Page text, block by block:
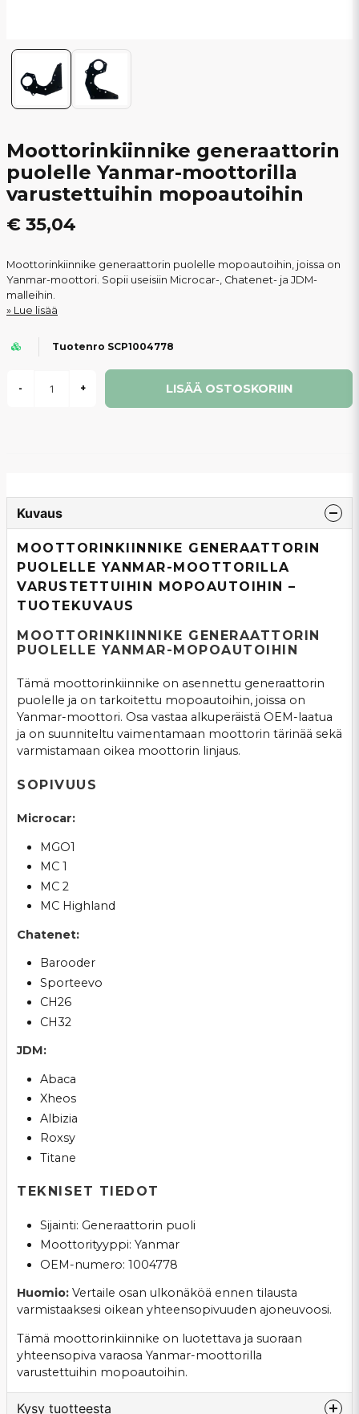
Moottorinkiinnike generaattorin
puolelle Yanmar-moottorilla
varustettuihin mopoautoihin
€ 35,04
Moottorinkiinnike generaattorin puolelle mopoautoihin, joissa on
Yanmar-moottori. Sopii useisiin Microcar-, Chatenet- ja JDM-
malleihin.
Lue lisää
Tuotenro SCP1004778
- + LISÄÄ OSTOSKORIIN
Kuvaus
MOOTTORINKIINNIKE GENERAATTORIN
PUOLELLE YANMAR-MOOTTORILLA
VARUSTETTUIHIN MOPOAUTOIHIN –
TUOTEKUVAUS
MOOTTORINKIINNIKE GENERAATTORIN
PUOLELLE YANMAR-MOPOAUTOIHIN
Tämä moottorinkiinnike on asennettu generaattorin
puolelle ja on tarkoitettu mopoautoihin, joissa on
Yanmar-moottori. Osa vastaa alkuperäistä OEM-laatua
ja on suunniteltu vaimentamaan moottorin tärinää sekä
varmistamaan oikea moottorin linjaus.
SOPIVUUS
Microcar:
MGO1
MC 1
MC 2
MC Highland
Chatenet:
Barooder
Sporteevo
CH26
CH32
JDM:
Abaca
Xheos
Albizia
Roxsy
Titane
TEKNISET TIEDOT
Sijainti: Generaattorin puoli
Moottorityyppi: Yanmar
OEM-numero: 1004778
Huomio: Vertaile osan ulkonäköä ennen tilausta
varmistaaksesi oikean yhteensopivuuden ajoneuvoosi.
Tämä moottorinkiinnike on luotettava ja suoraan
yhteensopiva varaosa Yanmar-moottorilla
varustettuihin mopoautoihin.
Kysy tuotteesta